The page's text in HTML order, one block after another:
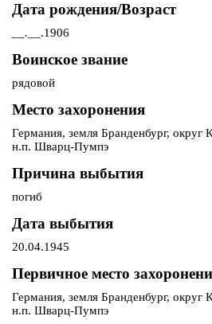
Дата рождения/Возраст
__.__.1906
Воинское звание
рядовой
Место захоронения
Германия, земля Бранденбург, округ
н.п. Шварц-Пумпэ
Причина выбытия
погиб
Дата выбытия
20.04.1945
Первичное место
Германия, земля Бранденбург, округ
н.п. Шварц-Пумпэ